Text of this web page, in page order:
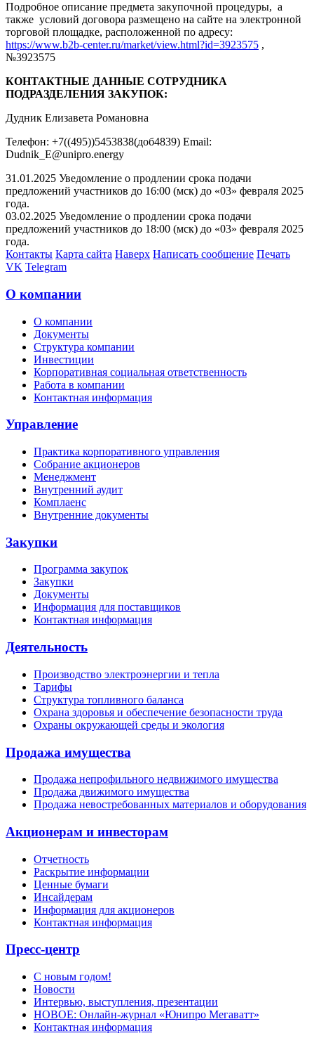
Подробное описание предмета закупочной процедуры, а
также условий договора размещено на сайте на электронной
торговой площадке, расположенной по адресу:
https://www.b2b-center.ru/market/view.html?id=3923575 ,
№3923575
КОНТАКТНЫЕ ДАННЫЕ СОТРУДНИКА
ПОДРАЗДЕЛЕНИЯ ЗАКУПОК:
Дудник Елизавета Романовна
Телефон: +7((495))5453838(доб4839) Email:
Dudnik_E@unipro.energy
31.01.2025 Уведомление о продлении срока подачи
предложений участников до 16:00 (мск) до «03» февраля 2025
года.
03.02.2025 Уведомление о продлении срока подачи
предложений участников до 18:00 (мск) до «03» февраля 2025
года.
Контакты Карта сайта Наверх Написать сообщение Печать
VK Telegram
О компании
О компании
Документы
Структура компании
Инвестиции
Корпоративная социальная ответственность
Работа в компании
Контактная информация
Управление
Практика корпоративного управления
Собрание акционеров
Менеджмент
Внутренний аудит
Комплаенс
Внутренние документы
Закупки
Программа закупок
Закупки
Документы
Информация для поставщиков
Контактная информация
Деятельность
Производство электроэнергии и тепла
Тарифы
Структура топливного баланса
Охрана здоровья и обеспечение безопасности труда
Охраны окружающей среды и экология
Продажа имущества
Продажа непрофильного недвижимого имущества
Продажа движимого имущества
Продажа невостребованных материалов и оборудования
Акционерам и инвесторам
Отчетность
Раскрытие информации
Ценные бумаги
Инсайдерам
Информация для акционеров
Контактная информация
Пресс-центр
С новым годом!
Новости
Интервью, выступления, презентации
НОВОЕ: Онлайн-журнал «Юнипро Мегаватт»
Контактная информация